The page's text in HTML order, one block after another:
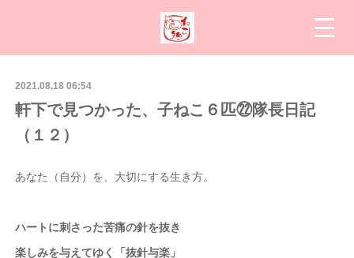
2021.08.18 06:54
軒下で見つかった、子ねこ６匹㉒隊長日記
（１２）
あなた（自分）を、大切にする生き方。
ハートに刺さった苦痛の針を抜き
楽しみを与えてゆく「抜針与楽」